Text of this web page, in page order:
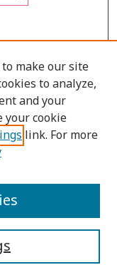
make our site
to analyze,
and your
your cookie
link. For more